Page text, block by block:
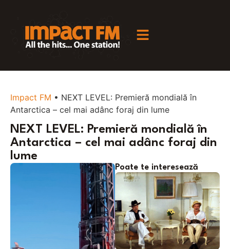
Impact FM • NEXT LEVEL: Premieră mondială în
Antarctica – cel mai adânc foraj din lume
NEXT LEVEL: Premieră mondială în
Antarctica – cel mai adânc foraj din
lume
Poate te interesează